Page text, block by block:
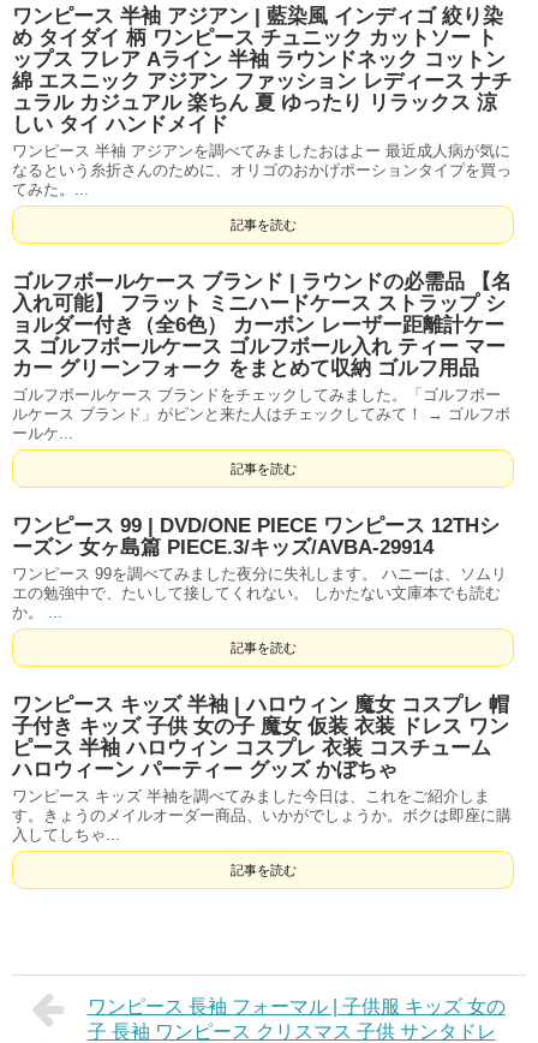
ワンピース 半袖 アジアン | 藍染風 インディゴ 絞り染
め タイダイ 柄 ワンピース チュニック カットソー ト
ップス フレア Aライン 半袖 ラウンドネック コットン
綿 エスニック アジアン ファッション レディース ナチ
ュラル カジュアル 楽ちん 夏 ゆったり リラックス 涼
しい タイ ハンドメイド
ワンピース 半袖 アジアンを調べてみましたおはよー 最近成人病が気に
なるという糸折さんのために、オリゴのおかげポーションタイプを買っ
てみた。...
記事を読む
ゴルフボールケース ブランド | ラウンドの必需品 【名
入れ可能】 フラット ミニハードケース ストラップ シ
ョルダー付き（全6色） カーボン レーザー距離計ケー
ス ゴルフボールケース ゴルフボール入れ ティー マー
カー グリーンフォーク をまとめて収納 ゴルフ用品
ゴルフボールケース ブランドをチェックしてみました。「ゴルフボー
ルケース ブランド」がピンと来た人はチェックしてみて！ → ゴルフボ
ールケ...
記事を読む
ワンピース 99 | DVD/ONE PIECE ワンピース 12THシ
ーズン 女ヶ島篇 PIECE.3/キッズ/AVBA-29914
ワンピース 99を調べてみました夜分に失礼します。 ハニーは、ソムリ
エの勉強中で、たいして接してくれない。 しかたない文庫本でも読む
か。 ...
記事を読む
ワンピース キッズ 半袖 | ハロウィン 魔女 コスプレ 帽
子付き キッズ 子供 女の子 魔女 仮装 衣装 ドレス ワン
ピース 半袖 ハロウィン コスプレ 衣装 コスチューム
ハロウィーン パーティー グッズ かぼちゃ
ワンピース キッズ 半袖を調べてみました今日は、これをご紹介しま
す。きょうのメイルオーダー商品、いかがでしょうか。ボクは即座に購
入してしちゃ...
記事を読む
ワンピース 長袖 フォーマル | 子供服 キッズ 女の
子 長袖 ワンピース クリスマス 子供 サンタドレ